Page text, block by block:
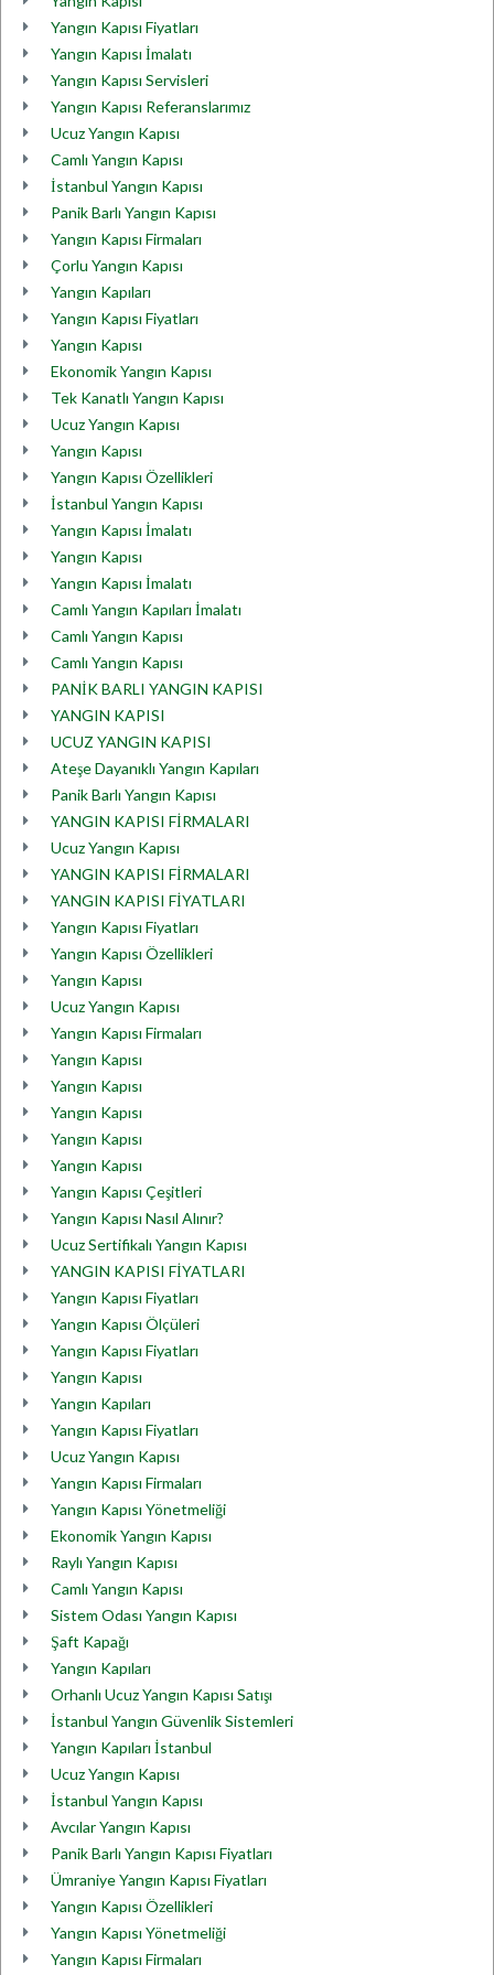
Yangın Kapısı Fiyatları
Yangın Kapısı İmalatı
Yangın Kapısı Servisleri
Yangın Kapısı Referanslarımız
Ucuz Yangın Kapısı
Camlı Yangın Kapısı
İstanbul Yangın Kapısı
Panik Barlı Yangın Kapısı
Yangın Kapısı Firmaları
Çorlu Yangın Kapısı
Yangın Kapıları
Yangın Kapısı Fiyatları
Yangın Kapısı
Ekonomik Yangın Kapısı
Tek Kanatlı Yangın Kapısı
Ucuz Yangın Kapısı
Yangın Kapısı
Yangın Kapısı Özellikleri
İstanbul Yangın Kapısı
Yangın Kapısı İmalatı
Yangın Kapısı
Yangın Kapısı İmalatı
Camlı Yangın Kapıları İmalatı
Camlı Yangın Kapısı
Camlı Yangın Kapısı
PANİK BARLI YANGIN KAPISI
YANGIN KAPISI
UCUZ YANGIN KAPISI
Ateşe Dayanıklı Yangın Kapıları
Panik Barlı Yangın Kapısı
YANGIN KAPISI FİRMALARI
Ucuz Yangın Kapısı
YANGIN KAPISI FİRMALARI
YANGIN KAPISI FİYATLARI
Yangın Kapısı Fiyatları
Yangın Kapısı Özellikleri
Yangın Kapısı
Ucuz Yangın Kapısı
Yangın Kapısı Firmaları
Yangın Kapısı
Yangın Kapısı
Yangın Kapısı
Yangın Kapısı
Yangın Kapısı
Yangın Kapısı Çeşitleri
Yangın Kapısı Nasıl Alınır?
Ucuz Sertifikalı Yangın Kapısı
YANGIN KAPISI FİYATLARI
Yangın Kapısı Fiyatları
Yangın Kapısı Ölçüleri
Yangın Kapısı Fiyatları
Yangın Kapısı
Yangın Kapıları
Yangın Kapısı Fiyatları
Ucuz Yangın Kapısı
Yangın Kapısı Firmaları
Yangın Kapısı Yönetmeliği
Ekonomik Yangın Kapısı
Raylı Yangın Kapısı
Camlı Yangın Kapısı
Sistem Odası Yangın Kapısı
Şaft Kapağı
Yangın Kapıları
Orhanlı Ucuz Yangın Kapısı Satışı
İstanbul Yangın Güvenlik Sistemleri
Yangın Kapıları İstanbul
Ucuz Yangın Kapısı
İstanbul Yangın Kapısı
Avcılar Yangın Kapısı
Panik Barlı Yangın Kapısı Fiyatları
Ümraniye Yangın Kapısı Fiyatları
Yangın Kapısı Özellikleri
Yangın Kapısı Yönetmeliği
Yangın Kapısı Firmaları